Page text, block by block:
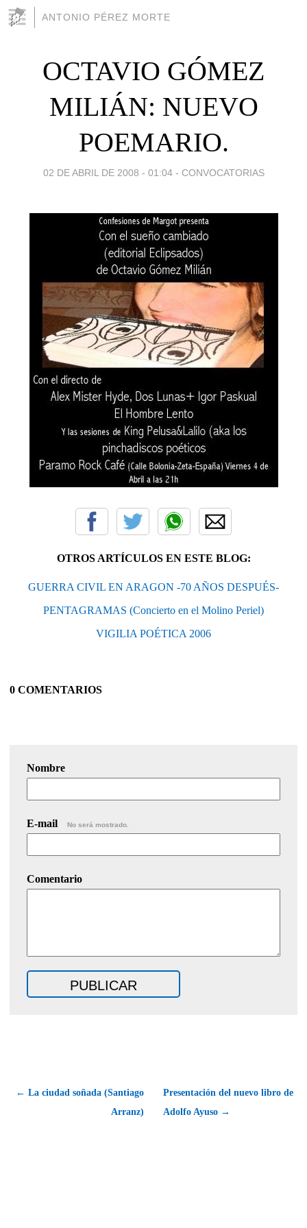
ANTONIO PÉREZ MORTE
OCTAVIO GÓMEZ
MILIÁN: NUEVO
POEMARIO.
02 DE ABRIL DE 2008 - 01:04 - CONVOCATORIAS
OTROS ARTÍCULOS EN ESTE BLOG:
GUERRA CIVIL EN ARAGON -70 AÑOS DESPUÉS-
PENTAGRAMAS (Concierto en el Molino Periel)
VIGILIA POÉTICA 2006
0 COMENTARIOS
Nombre
E-mail No será mostrado.
Comentario
← La ciudad soñada (Santiago
Arranz)
Presentación del nuevo libro de
Adolfo Ayuso →